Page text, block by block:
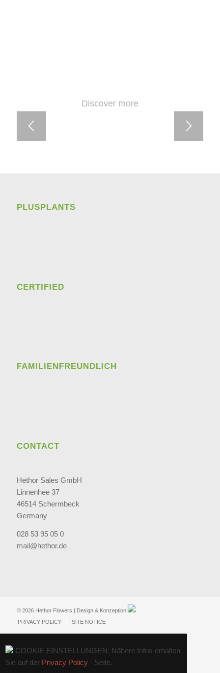
Discover more
PLUSPLANTS
CERTIFIED
FAMILIENFREUNDLICH
CONTACT
Hethor Sales GmbH
Linnenhee 37
46514 Schermbeck
Germany
028 53 95 05 0
mail@hethor.de
© 2026 Hethor Flowers | Design & Konzeption
PRIVACY POLICY
SITE NOTICE
COOKIE EINSTELLUNGEN: Nähere Infos erhalten
Sie auf der Privacy Policy- Seite.